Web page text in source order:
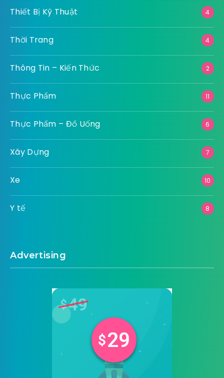
Thiết Bị Kỹ Thuật 4
Thời Trang 4
Thông Tin – Kiến Thức 2
Thực Phẩm 11
Thực Phẩm – Đồ Uống 6
Xây Dựng 7
Xe 10
Y tế 8
Advertising